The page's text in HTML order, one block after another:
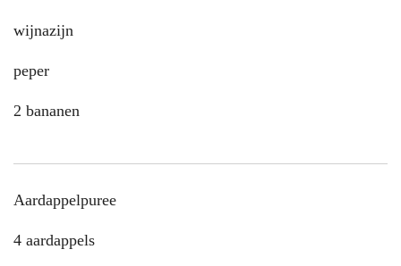
wijnazijn
peper
2 bananen
Aardappelpuree
4 aardappels